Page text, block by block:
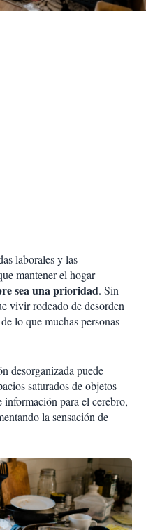
laborales y las
mantener el hogar
sea una prioridad. Sin
vivir rodeado de desorden
lo que muchas personas
desorganizada puede
saturados de objetos
información para el cerebro,
la sensación de